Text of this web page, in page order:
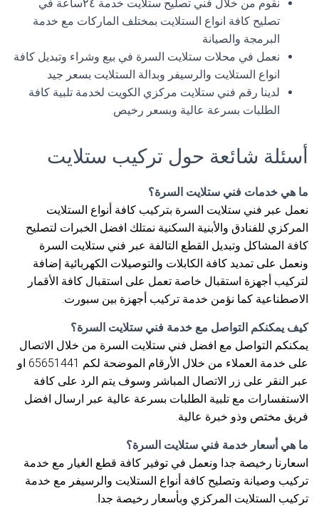
نقوم من خلال فني تصليح ستلايت خدمة ٢٤ساعة في
تصليح كافة انواع الستلايت بمختلف الماركات مع خدمة
البرمجة والصيانة
نعمل في محلات ستلايت السرة في بيع وشراء وتبديل كافة
انواع الستلايت والرسيفر وبدالة الستلايت بسعر جيد
لدينا رقم فني ستلايت مركزي الكويت لخدمة تلبية كافة
الطلبات بسرعة عالية وبسعر رخيص.
أسئلة شائعة حول تركيب ستلايت
ما هي خدمات فني ستلايت السرة؟
نعمل عبر فني ستلايت السرة بتركيب كافة أنواع الستلايت
المركزي للفنادق والأبنية السكنية نمتلك افضل الخبرات لتصليح
كافة المشاكل وتبديل القطع التالفة عبر فني ستلايت السرة
ونعمل على تمديد كافة الكابلات والتوصيلات الكهربائية إضافة
لتركيب أجهزة استقبال خاصة تعمل على استقبال كافة الأقمار
الاصطناعية كما نؤمن خدمة تركيب أجهزة بين سبورت.
كيف يمكنكم التواصل مع خدمة فني ستلايت السرة؟
يمكنكم التواصل مع افضل فني ستلايت السرة من خلال الاتصال
على خدمة العملاء من خلال الأرقام الموضحة لكم 65651441 او
عبر النقر على زر الاتصال المباشر وسوف يتم الرد على كافة
الاستفسارات مع تلبية الطلبات بسرعة عالية عبر ارسال افضل
فريق مختص وذو خبرة عالية.
ما هي أسعار خدمة فني ستلايت السرة؟
اسعارنا رخيصة جدا ونعمل في توفير كافة قطع الغيار مع خدمة
تركيب وصيانة وتصليح كافة أنواع الستلايت والرسيفر مع خدمة
تركيب الستلايت المركزي وبأسعار رخيصة جدا.